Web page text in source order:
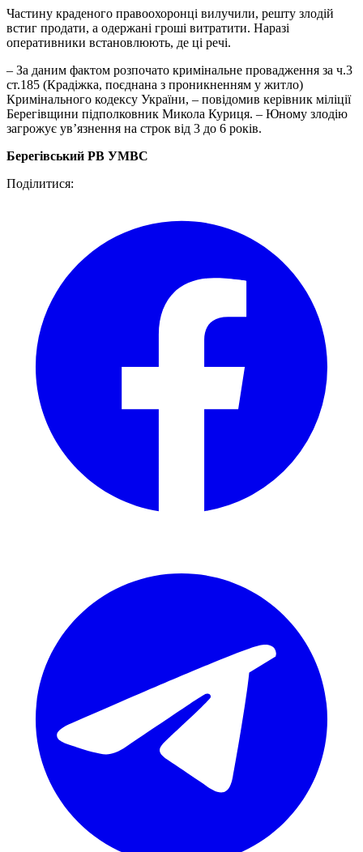
Частину краденого правоохоронці вилучили, решту злодій
встиг продати, а одержані гроші витратити. Наразі
оперативники встановлюють, де ці речі.
– За даним фактом розпочато кримінальне провадження за ч.3
ст.185 (Крадіжка, поєднана з проникненням у житло)
Кримінального кодексу України, – повідомив керівник міліції
Берегівщини підполковник Микола Куриця. – Юному злодію
загрожує ув’язнення на строк від 3 до 6 років.
Берегівський РВ УМВС
Поділитися: